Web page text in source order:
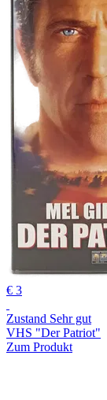
€ 3
Zustand Sehr gut
VHS "Der Patriot"
Zum Produkt